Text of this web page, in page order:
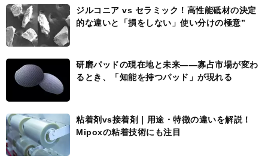
ジルコニア vs セラミック！高性能砥材の決定
的な違いと「損をしない」使い分けの極意”
研磨パッドの現在地と未来――寡占市場が変わ
るとき、「知能を持つパッド」が現れる
粘着剤vs接着剤｜用途・特徴の違いを解説！
Mipoxの粘着技術にも注目